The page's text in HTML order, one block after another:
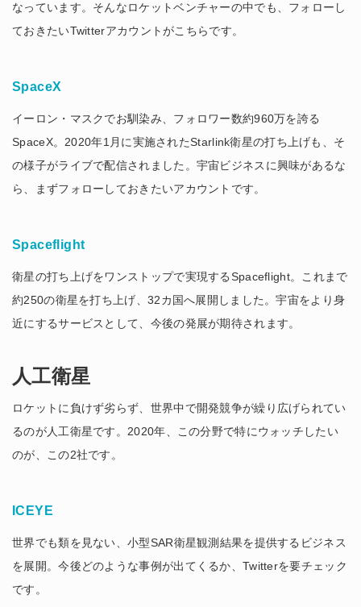
なっています。そんなロケットベンチャーの中でも、フォローし
ておきたいTwitterアカウントがこちらです。
SpaceX
イーロン・マスクでお馴染み、フォロワー数約960万を誇る
SpaceX。2020年1月に実施されたStarlink衛星の打ち上げも、そ
の様子がライブで配信されました。宇宙ビジネスに興味があるな
ら、まずフォローしておきたいアカウントです。
Spaceflight
衛星の打ち上げをワンストップで実現するSpaceflight。これまで
約250の衛星を打ち上げ、32カ国へ展開しました。宇宙をより身
近にするサービスとして、今後の発展が期待されます。
人工衛星
ロケットに負けず劣らず、世界中で開発競争が繰り広げられてい
るのが人工衛星です。2020年、この分野で特にウォッチしたい
のが、この2社です。
ICEYE
世界でも類を見ない、小型SAR衛星観測結果を提供するビジネス
を展開。今後どのような事例が出てくるか、Twitterを要チェック
です。